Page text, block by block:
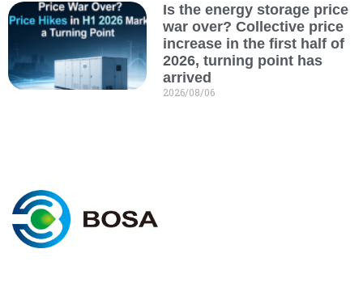
Is the energy storage price
war over? Collective price
increase in the first half of
2026, turning point has
arrived
2026/08/06